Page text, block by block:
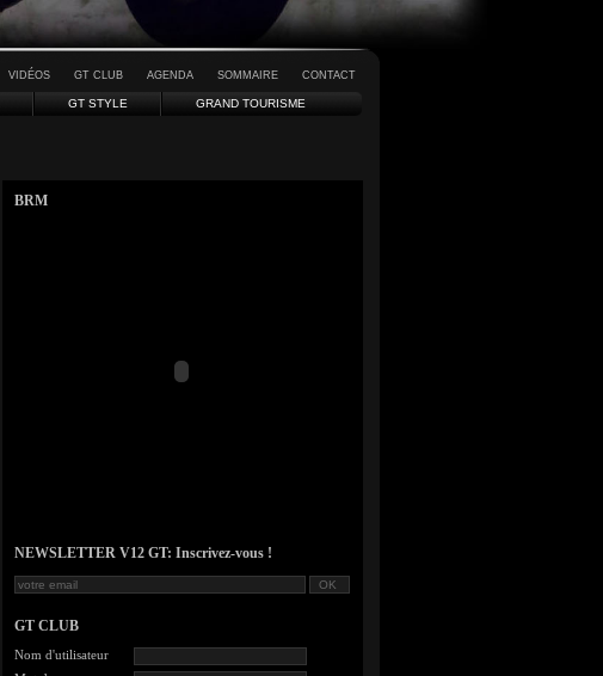
VIDÉOS GT CLUB AGENDA SOMMAIRE CONTACT
GT STYLE GRAND TOURISME
BRM
NEWSLETTER V12 GT: Inscrivez-vous !
GT CLUB
Nom d'utilisateur